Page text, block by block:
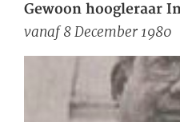
Gewoon hoogleraar
vanaf 8 December 1980